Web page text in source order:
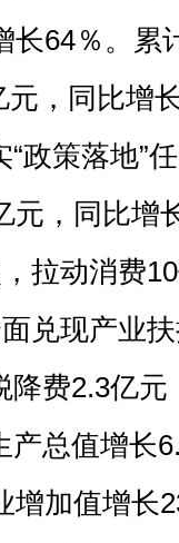
长64％。累
，同比增
政策落地”
元，同比增
拉动消费
兑现产业
降费2.3亿
产总值增长
增加值增长